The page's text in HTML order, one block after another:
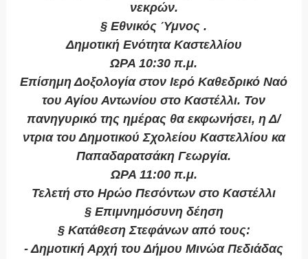
νεκρών.
§ Εθνικός Ύμνος .
Δημοτική Ενότητα Καστελλίου
ΩΡΑ 10:30 π.μ.
Επίσημη Δοξολογία στον Ιερό Καθεδρικό Ναό
του Αγίου Αντωνίου στο Καστέλλι. Τον
πανηγυρικό της ημέρας θα εκφωνήσει, η Δ/
ντρια του Δημοτικού Σχολείου Καστελλίου κα
Παπαδαρατσάκη Γεωργία.
ΩΡΑ 11:00 π.μ.
Τελετή στο Ηρώο Πεσόντων στο Καστέλλι
§ Επιμνημόσυνη δέηση
§ Κατάθεση Στεφάνων από τους:
- Δημοτική Αρχή του Δήμου Μινώα Πεδιάδας